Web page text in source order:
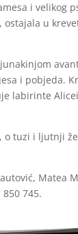
i velikog
u
i pobjeda.
labirinte
tuzi i ljutnji
Matea
745.